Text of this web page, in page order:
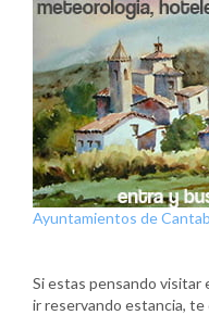
Ayuntamientos de
Si estas pensando visitar
ir reservando estancia,